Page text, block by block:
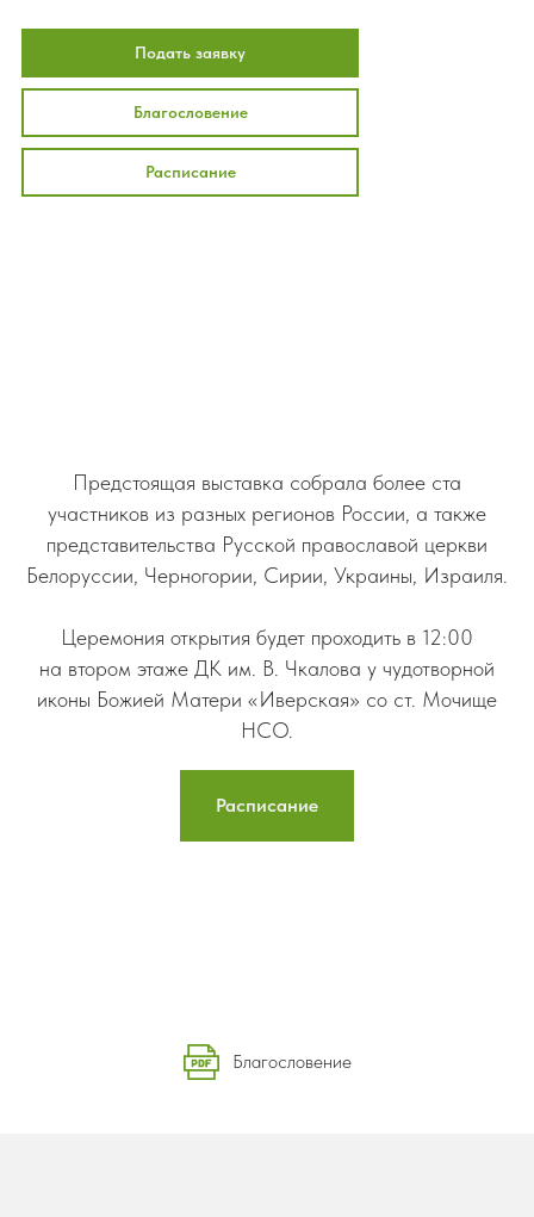
Подать заявку
Благословение
Расписание
Предстоящая выставка собрала более ста
участников из разных регионов России, а также
представительства Русской православой церкви
Белоруссии, Черногории, Сирии, Украины, Израиля.
Церемония открытия будет проходить в 12:00
на втором этаже ДК им. В. Чкалова у чудотворной
иконы Божией Матери «Иверская» со ст. Мочище
НСО.
Расписание
Благословение